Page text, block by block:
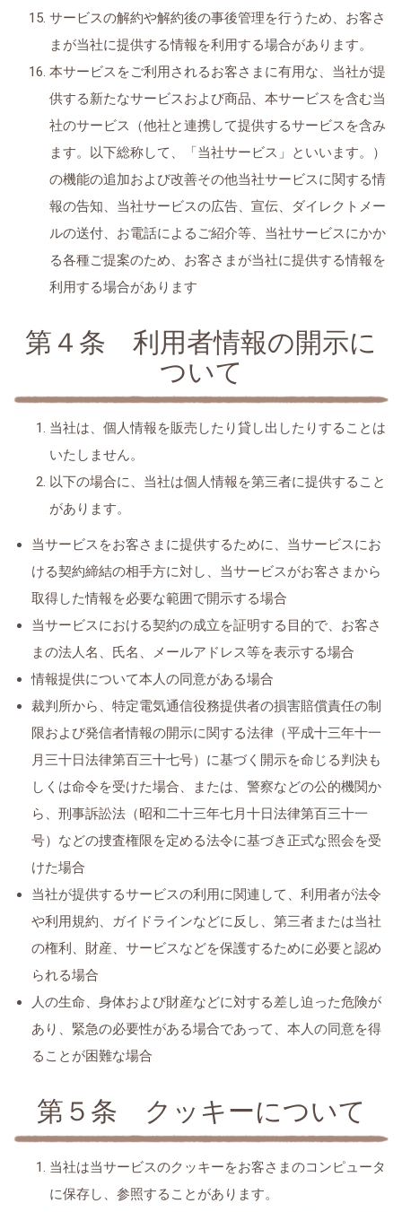
サービスの解約や解約後の事後管理を行うため、お客さ
まが当社に提供する情報を利用する場合があります。
本サービスをご利用されるお客さまに有用な、当社が提
供する新たなサービスおよび商品、本サービスを含む当
社のサービス（他社と連携して提供するサービスを含み
ます。以下総称して、「当社サービス」といいます。）
の機能の追加および改善その他当社サービスに関する情
報の告知、当社サービスの広告、宣伝、ダイレクトメー
ルの送付、お電話によるご紹介等、当社サービスにかか
る各種ご提案のため、お客さまが当社に提供する情報を
利用する場合があります
第４条 利用者情報の開示に
ついて
当社は、個人情報を販売したり貸し出したりすることは
いたしません。
以下の場合に、当社は個人情報を第三者に提供すること
があります。
当サービスをお客さまに提供するために、当サービスにお
ける契約締結の相手方に対し、当サービスがお客さまから
取得した情報を必要な範囲で開示する場合
当サービスにおける契約の成立を証明する目的で、お客さ
まの法人名、氏名、メールアドレス等を表示する場合
情報提供について本人の同意がある場合
裁判所から、特定電気通信役務提供者の損害賠償責任の制
限および発信者情報の開示に関する法律（平成十三年十一
月三十日法律第百三十七号）に基づく開示を命じる判決も
しくは命令を受けた場合、または、警察などの公的機関か
ら、刑事訴訟法（昭和二十三年七月十日法律第百三十一
号）などの捜査権限を定める法令に基づき正式な照会を受
けた場合
当社が提供するサービスの利用に関連して、利用者が法令
や利用規約、ガイドラインなどに反し、第三者または当社
の権利、財産、サービスなどを保護するために必要と認め
られる場合
人の生命、身体および財産などに対する差し迫った危険が
あり、緊急の必要性がある場合であって、本人の同意を得
ることが困難な場合
第５条 クッキーについて
当社は当サービスのクッキーをお客さまのコンピュータ
に保存し、参照することがあります。